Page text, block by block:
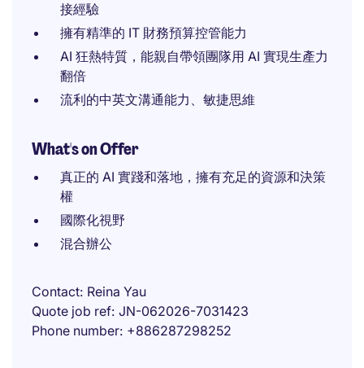
接經驗
擁有精準的 IT 財務預算控管能力
AI 狂熱特質，能親自帶領團隊用 AI 實現生產力
翻倍
流利的中英文溝通能力、敏捷思維
What's on Offer
真正的 AI 實踐和落地，擁有充足的資源和決策
權
國際化視野
混合辦公
Contact Reina Yau
Quote job ref JN-062026-7031423
Phone number +886287298252